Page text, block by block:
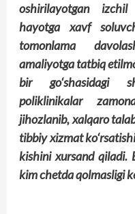
oshirilayotgan
hayotga xavf
tomonlama
amaliyotga tatbiq
bir go‘shasidagi
poliklinikalar
jihozlanib, xalqaro
tibbiy xizmat
kishini xursand qiladi.
kim chetda qolmasligi